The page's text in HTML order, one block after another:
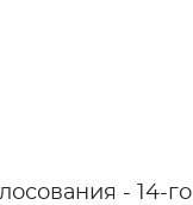
- 14-го